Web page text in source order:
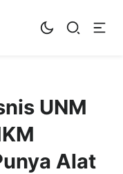
UNM
Alat